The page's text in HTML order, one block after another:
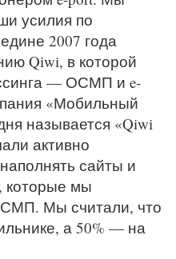
усилия по
2007 года
Qiwi, в которой
— ОСМП и e-
«Мобильный
называется «Qiwi
активно
сайты и
которые мы
Мы считали, что
а 50% — на